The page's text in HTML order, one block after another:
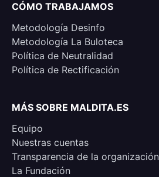
CÓMO TRABAJAMOS
Metodología Desinfo
Metodología La Buloteca
Política de Neutralidad
Política de Rectificación
MÁS SOBRE MALDITA.ES
Equipo
Nuestras cuentas
Transparencia de la organización
La Fundación